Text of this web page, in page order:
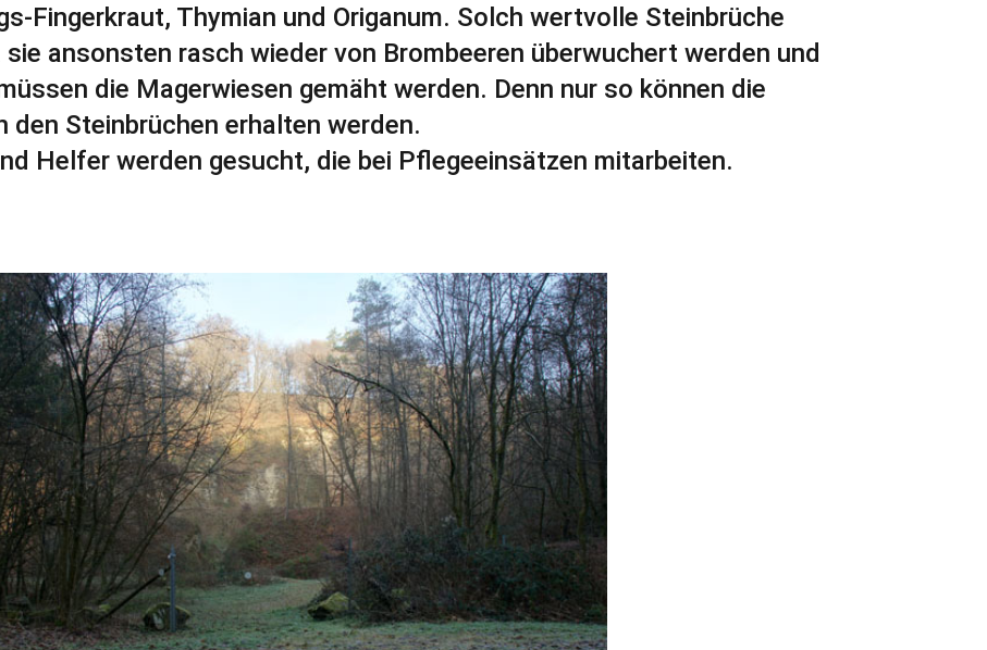
Fingerkraut, Thymian und Origanum. Solch wertvolle Steinbrüche
ansonsten rasch wieder von Brombeeren überwuchert werden und
die Magerwiesen gemäht werden. Denn nur so können die
den Steinbrüchen erhalten werden.
Helfer werden gesucht, die bei Pflegeeinsätzen mitarbeiten.